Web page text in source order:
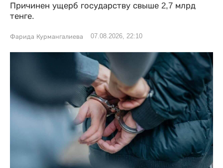
Причинен ущерб государству свыше 2,7 млрд
тенге.
Фарида Курмангалиева 07.08.2026, 22:10